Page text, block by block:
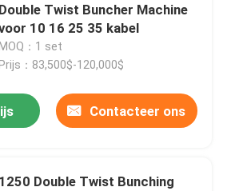
Double Twist Buncher Machine
10 16 25 35 kabel
：1 set
：83,500$-120,000$
Contacteer ons
1250 Double Twist Bunching